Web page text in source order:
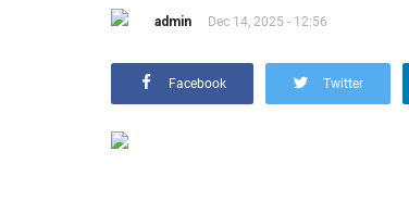
admin Dec 14, 2025 - 12:56
Facebook Twitter